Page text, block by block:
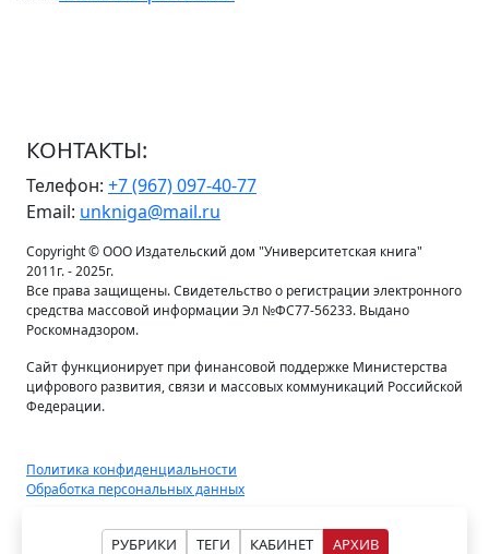
РУБРИКИ ТЕГИ КАБИНЕТ АРХИВ
КОНТАКТЫ:
Телефон: +7 (967) 097-40-77
Email: unkniga@mail.ru
Copyright © ООО Издательский дом "Университетская книга"
2011г. - 2025г.
Все права защищены. Свидетельство о регистрации электронного
средства массовой информации Эл №ФС77-56233. Выдано
Роскомнадзором.
Сайт функционирует при финансовой поддержке Министерства
цифрового развития, связи и массовых коммуникаций Российской
Федерации.
Политика конфиденциальности
Обработка персональных данных